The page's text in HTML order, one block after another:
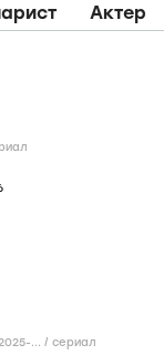
Актер
2025-... / сериал